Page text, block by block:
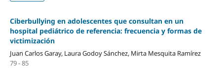
Ciberbullying en adolescentes que consultan en un
hospital pediátrico de referencia: frecuencia y formas de
victimización
Juan Carlos Garay, Laura Godoy Sánchez, Mirta Mesquita Ramírez
79 - 85